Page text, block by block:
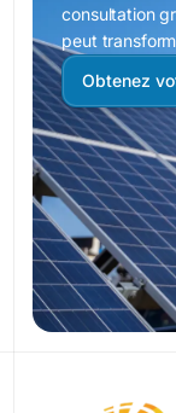
consultation
peut
Obtenez